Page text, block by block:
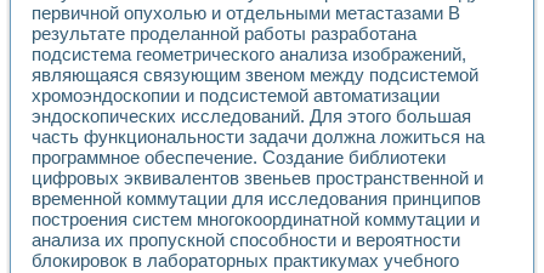
Разработка виртуальных тренажеров путем
Система блокировок, сигнализации и защиты ускорителя
Система сбора данных и управления процессом
Управление температурой газовой среды специальной
Разработка программного обеспечения с
Использование технологий NATIONAL INSTRUMENTS
Оборудование для промышленной термотрансферной
Автоматизация реометрических исследований на базе
Применение измерителя иммитанса для исследова¬ния
Исследование электромагнитных переходных процессов
Стенд для исследования электрических переходных
Автоматизация контроля сварных швов на базе
первичной опухолью и отдельными метастазами В
результате проделанной работы разработана
подсистема геометрического анализа изображений,
являющаяся связующим звеном между подсистемой
хромоэндоскопии и подсистемой автоматизации
эндоскопических исследований. Для этого большая
часть функциональности задачи должна ложиться на
программное обеспечение. Создание библиотеки
цифровых эквивалентов звеньев пространственной и
временной коммутации для исследования принципов
построения систем многокоординатной коммутации и
анализа их пропускной способности и вероятности
блокировок в лабораторных практикумах учебного